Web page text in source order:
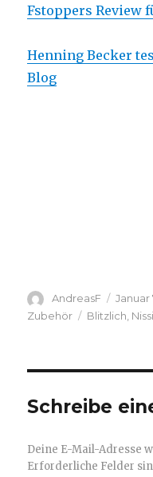
Fstoppers Review
Henning Becker
Blog
Autor
AndreasF
am
Januar
Zubehör
Blitzlich
Schreibe
Deine E-Mail-Adresse
Erforderliche Felder